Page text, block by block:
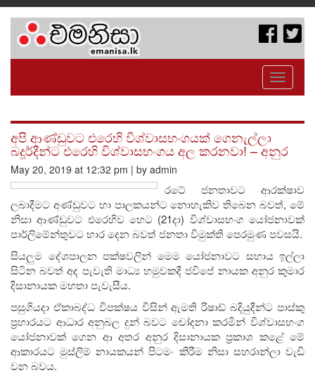
Toggle
අපි ආණ්ඩුවට එරෙහි විශ්වාසභංගයක් ගෙනැල්ලා
බදූර්දීන්ට එරෙහි විශ්වාසභංගය අල කරනවා! – අනුර
May 20, 2019 at 12:32 pm | by admin
රටේ ජනතාවට ආරක්ෂාව
ලබාදීමට අණ්ඩුවට හා පාලකයන්ට නොහැකිව තිබෙන බවත්, මේ
නිසා ආණ්ඩුවට එරෙහිව හෙට (21දා) විශ්වාසභංග යෝජනාවක්
පාර්ලිමේන්තුවට භාර දෙන බවත් ජනතා විමුක්ති පෙරමුණ පවසයි.
සියලුම දේශපාලන පක්ෂවලින් මෙම යෝජනාවට සහාය ඉල්ලා
සිටින බවත් අද පැවැති මාධ්‍ය හමුවකදී ජවිපේ නායක අනුර කුමාර
දිසානායක මහතා පැවැසීය.
පසුගියදා ඒකාබද්ධ විපක්ෂය විසින් ඇමති රිෂාඩ් බදියුදීන්ට පාස්කු
ප්‍රහාරයට ආධාර අනුබල දුන් බවට චෝදනා කරමින් විශ්වාසභංග
යෝජනාවක් ගෙන ආ අතර අනුර දිසානායක ප්‍රකාශ කළේ මේ
ආකාරයට මුස්ලිම් නායකයන් පිටමං කිරීම නිසා සහරාන්ලා වැඩි
වන බවය.